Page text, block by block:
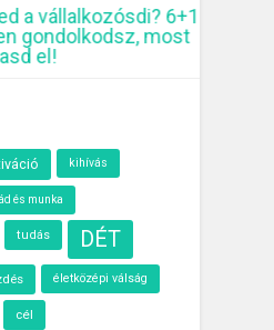
a vállalkozósdi? 6+1
gondolkodsz, most
el!
kihívás
és munka
tudás DÉT
életközépi válság
cél